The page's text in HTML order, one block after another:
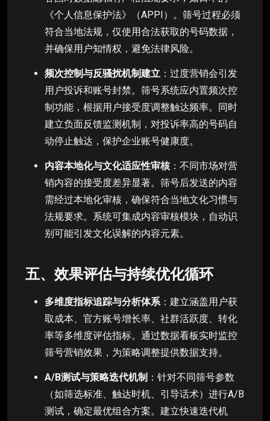
《个人信息保护法》（APPI）。筛号过程必须
符合当地法规，仅使用合法获取的号码数据，
并确保用户知情权，避免法律风险。
频次控制与反骚扰机制建立 ：过度营销会引发
用户投诉和账号封禁。筛号系统应内置频次控
制功能，根据用户接受度调整触达频率。同时
建立负面反馈监测机制，对投诉率高的号码自
动停止触达，保护企业账号健康度。
内容本地化与文化适应性审核：不同市场对营
销内容的接受度差异显著。筛号后发送的内容
需经过本地化审核，确保符合当地文化习惯与
法规要求。系统可集成内容审核模块，自动识
别可能引发文化误解的内容元素。
五、效果评估与持续优化循环
多维度指标追踪与分析体系：建立涵盖用户获
取成本、官方账号增长率、社群活跃度、转化
率等多维度评估指标。通过数据看板实时监控
筛号营销效果，为策略调整提供数据支持。
A/B测试与策略迭代机制 ：针对不同筛号参数
（如筛选标准、触达时机、引导话术）进行A/B
测试，确定最优组合方案。建立快速迭代机